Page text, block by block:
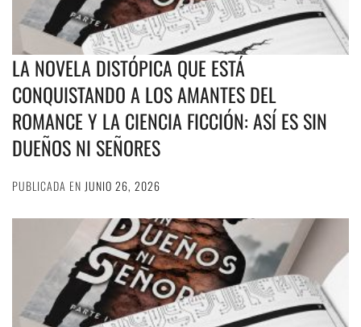
LA NOVELA DISTÓPICA QUE ESTÁ
CONQUISTANDO A LOS AMANTES DEL
ROMANCE Y LA CIENCIA FICCIÓN: ASÍ ES SIN
DUEÑOS NI SEÑORES
PUBLICADA EN JUNIO 26, 2026